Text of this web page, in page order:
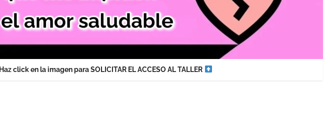
Haz click en la imagen para SOLICITAR EL ACCESO AL TALLER